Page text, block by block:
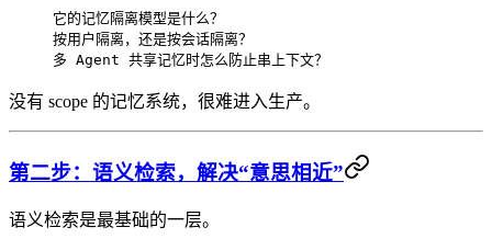
它的记忆隔离模型是什么？
按用户隔离，还是按会话隔离？
多 Agent 共享记忆时怎么防止串上下文？
没有 scope 的记忆系统，很难进入生产。
第二步：语义检索，解决“意思相近”
语义检索是最基础的一层。